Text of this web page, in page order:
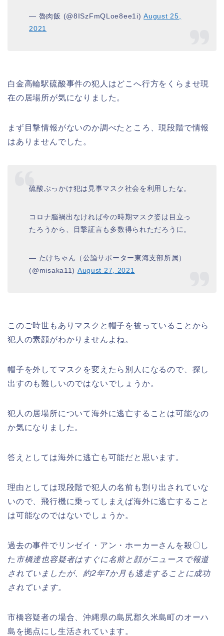
— 魯肉飯 (@8ISzFmQLoe8ee1i)August 25,
2021
白金高輪駅硫酸事件の犯人はどこへ行方をくらませ現
在の居場所が気になりました。
まず目撃情報がないのか調べたところ、現段階で情報
はありませんでした。
硫酸ぶっかけ犯は見事マスク社会を利用したな。
コロナ脳禍出なければ今の時期マスク姿は目立っ
たろうから、目撃証言も多数得られただろうに。
— たけちゃん（公論サポーター東海支部所属）
(@misaka11) August 27, 2021
このご時世もありマスクと帽子を被っていることから
犯人の素顔がわかりませんよね。
帽子を外してマスクを変えたら別人になるので、探し
出すのも難しいのではないでしょうか。
犯人の居場所について海外に逃亡することは可能なの
か気になりました。
答えとしては海外に逃亡も可能だと思います。
理由としては現段階で犯人の名前も割り出されていな
いので、飛行機に乗ってしまえば海外に逃亡すること
は可能なのではないでしょうか。
過去の事件でリンゼイ・アン・ホーカーさんを殺〇し
た 市橋達也容疑者はすぐに名前と顔がニュースで報道
されていましたが、約2年7か月も逃走することに成功
されています。
市橋容疑者の場合、沖縄県の島尻郡久米島町のオーハ
島を拠点にし生活されています。